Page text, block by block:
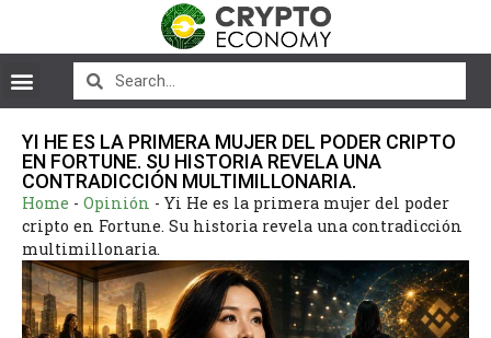
YI HE ES LA PRIMERA MUJER DEL PODER CRIPTO
EN FORTUNE. SU HISTORIA REVELA UNA
CONTRADICCIÓN MULTIMILLONARIA.
Home - Opinión - Yi He es la primera mujer del poder
cripto en Fortune. Su historia revela una contradicción
multimillonaria.